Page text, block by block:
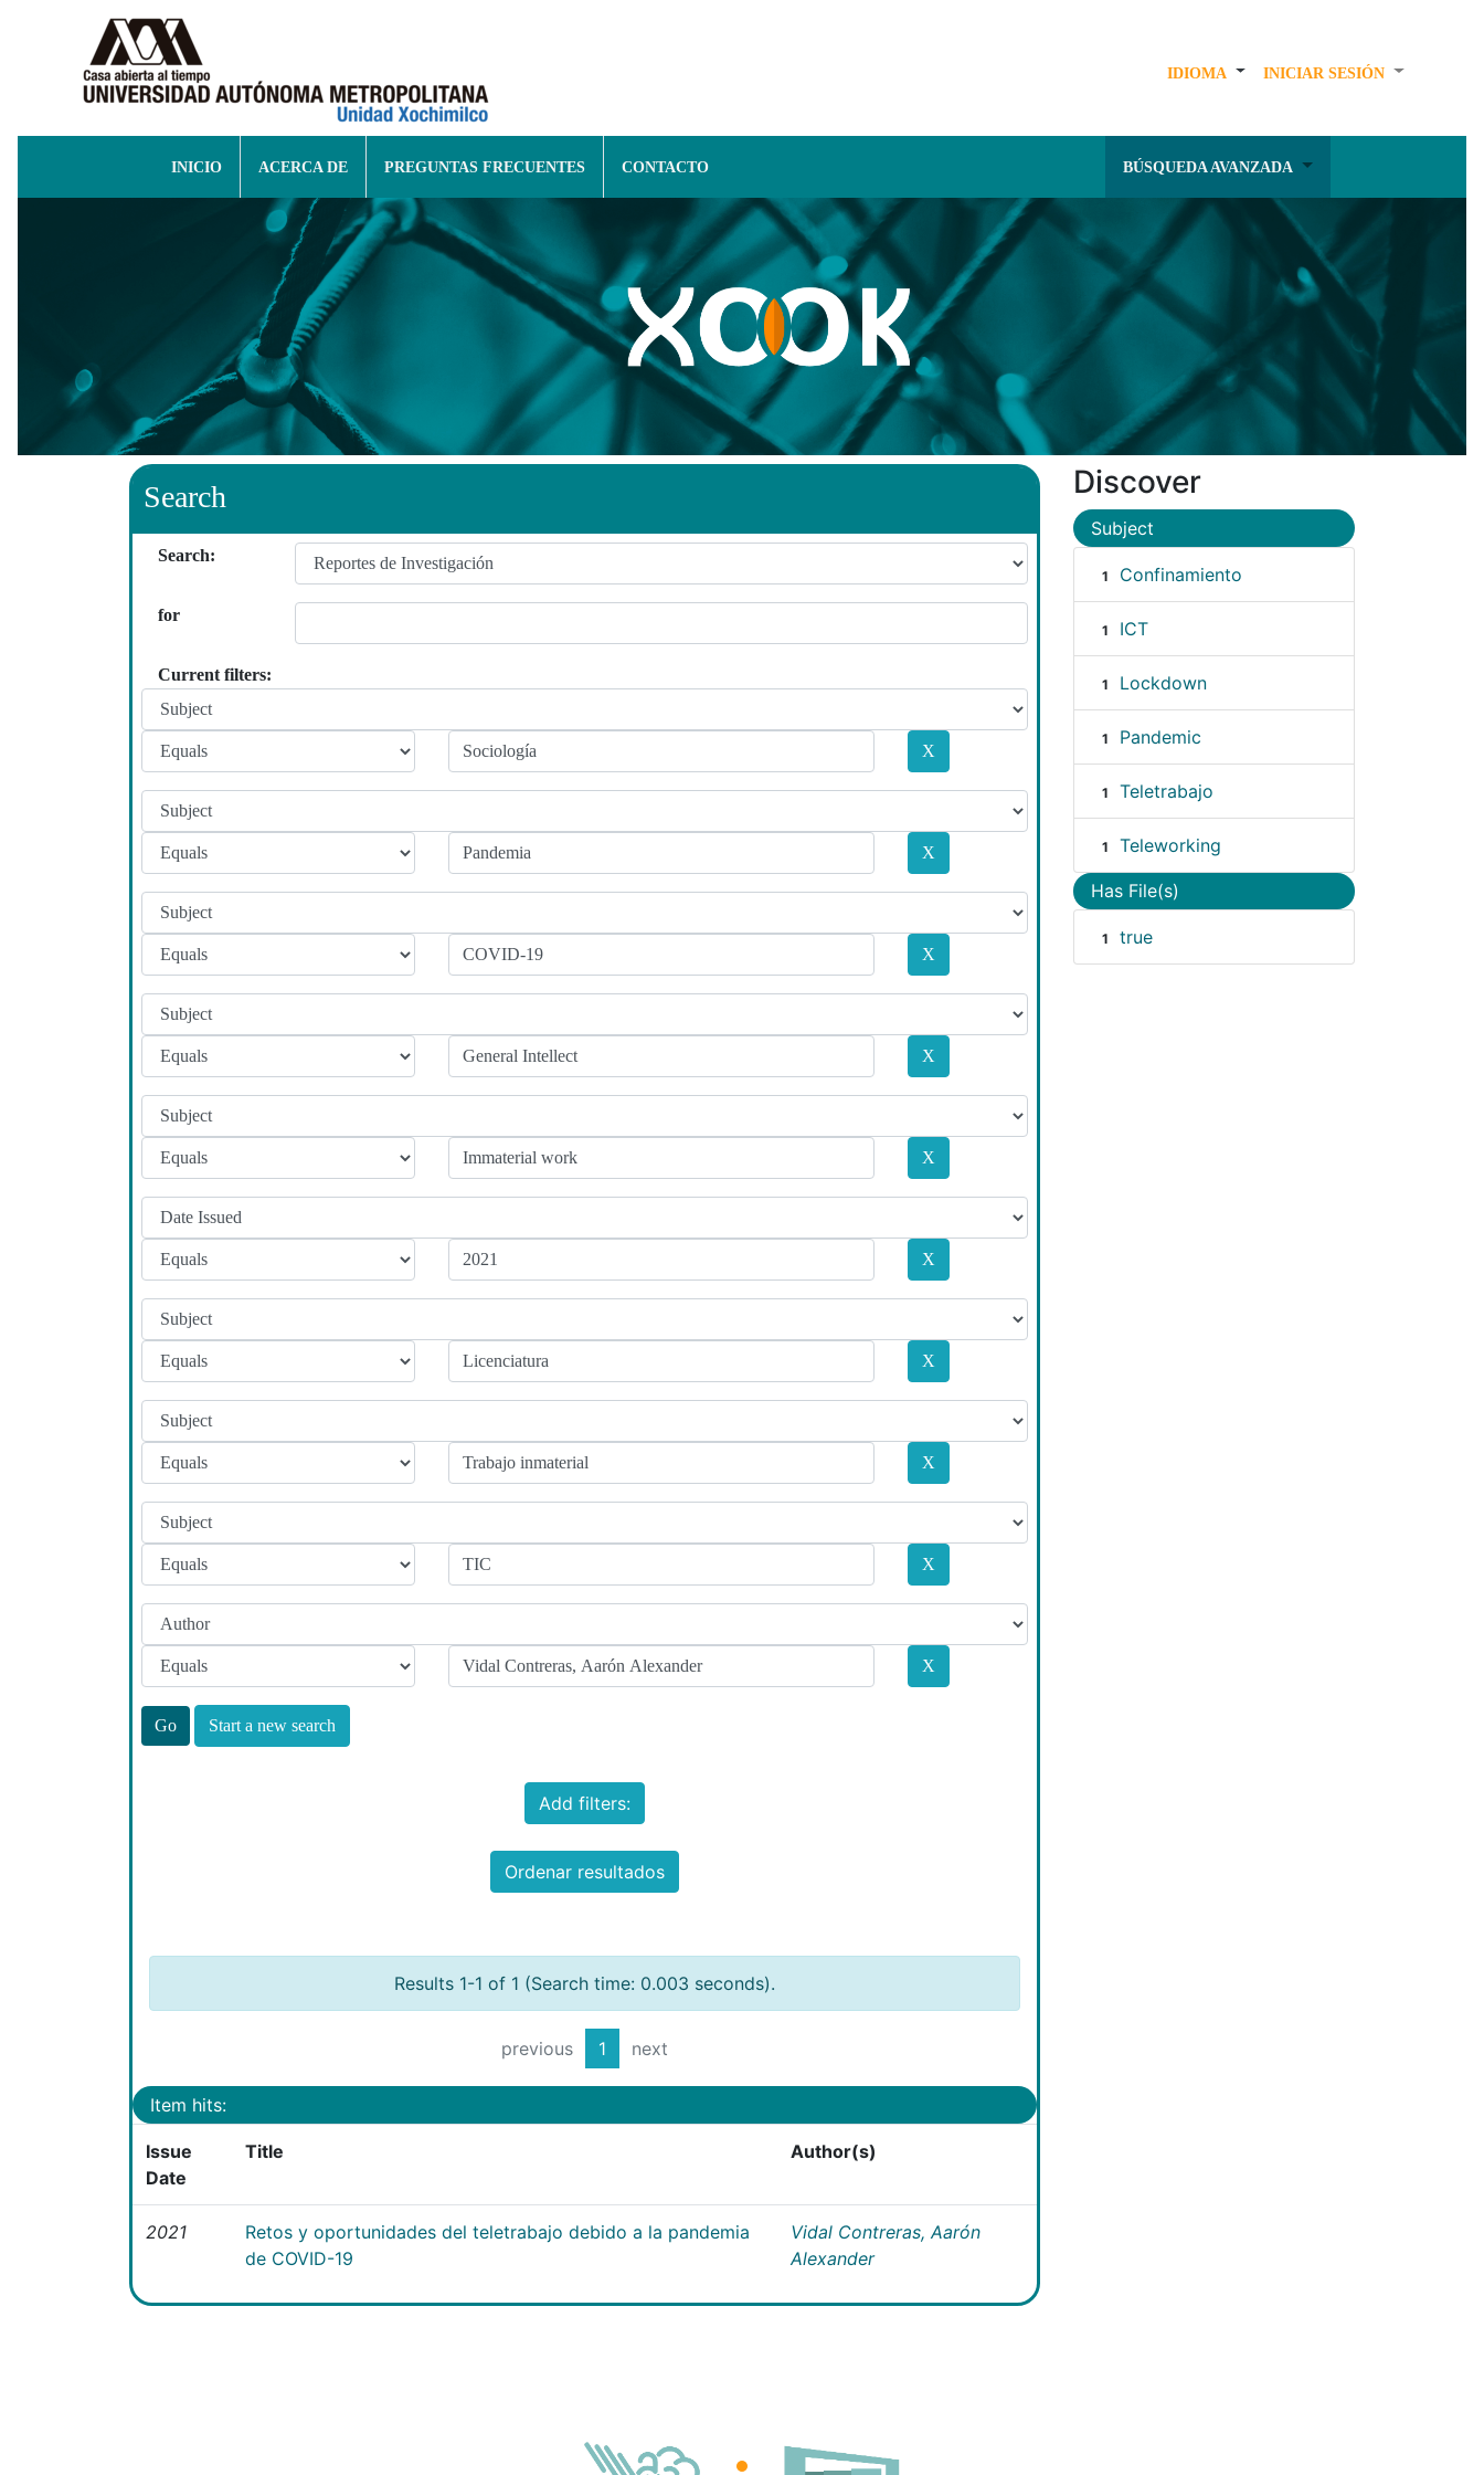
IDIOMA INICIAR SESIÓN
INICIO ACERCA DE PREGUNTAS FRECUENTES CONTACTO BÚSQUEDA AVANZADA
Search
Search:
for
Current filters:
Start a new search
Add filters:
Ordenar resultados
Results 1-1 of 1 (Search time: 0.003 seconds).
previous 1 next
Item hits:
Issue
Date
Title Author(s)
2021
Retos y oportunidades del teletrabajo debido a la pandemia
de COVID-19
Vidal Contreras, Aarón
Alexander
Discover
Subject
1 Confinamiento
1 ICT
1 Lockdown
1 Pandemic
1 Teletrabajo
1 Teleworking
Has File(s)
1 true